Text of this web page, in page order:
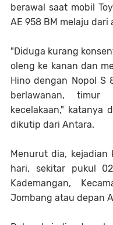
berawal saat mobil
AE 958 BM melaju dari
"Diduga kurang
oleng ke kanan dan
Hino dengan Nopol S
berlawanan,
kecelakaan," katanya
dikutip dari Antara.
Menurut dia, kejadian
hari, sekitar pukul
Kademangan,
Jombang atau depan